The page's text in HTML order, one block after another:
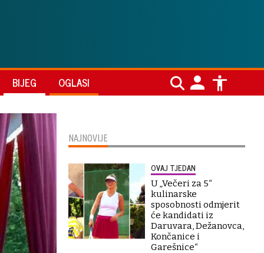
BIJEG OGLASI
NAJNOVIJE
OVAJ TJEDAN
U „Večeri za 5“
kulinarske
sposobnosti odmjerit
će kandidati iz
Daruvara, Dežanovca,
Končanice i
Garešnice“